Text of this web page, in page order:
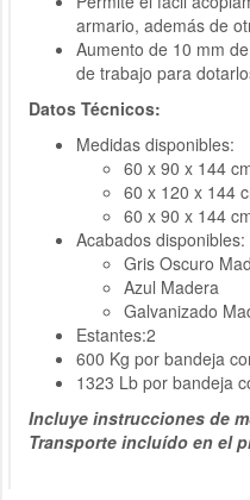
armario, además de
Aumento de 10 mm
de trabajo para
Datos Técnicos:
Medidas disponibles:
60 x 90 x 144
60 x 120 x 144
60 x 90 x 144
Acabados disponibles:
Gris Oscuro
Azul Madera
Galvanizado
Estantes:2
600 Kg por bandeja
1323 Lb por bandeja
Incluye instrucciones de
Transporte incluído en el